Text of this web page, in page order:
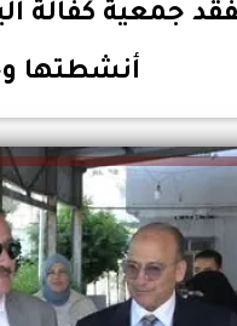
جمعية كفالة
أنشطتها